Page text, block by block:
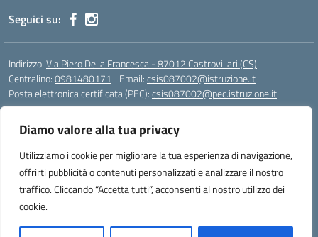
Diamo valore alla tua privacy
Utilizziamo i cookie per migliorare la tua esperienza di navigazione,
offrirti pubblicità o contenuti personalizzati e analizzare il nostro
traffico. Cliccando “Accetta tutti”, acconsenti al nostro utilizzo dei
cookie.
Seguici su:
Indirizzo:Via Piero Della Francesca - 87012 Castrovillari (CS)
Centralino:0981480171 Email:csis087002@istruzione.it
Posta elettronica certificata (PEC):csis087002@pec.istruzione.it
Codice meccanografico:CSIS087002
Codice Indice delle Pubbliche Amministrazioni (IPA): PNG4CA8K
Codice unico di fatturazione (CUF): R8N7JA